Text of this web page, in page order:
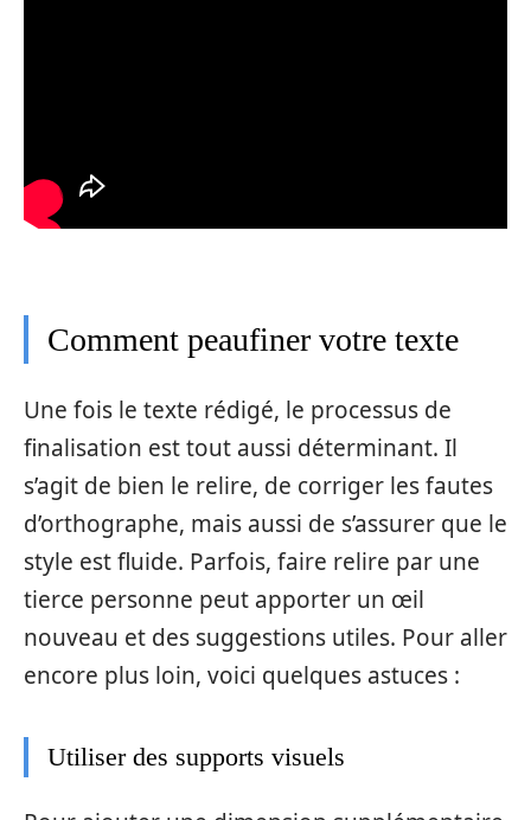
Comment peaufiner votre texte
Une fois le texte rédigé, le processus de
finalisation est tout aussi déterminant. Il
s’agit de bien le relire, de corriger les fautes
d’orthographe, mais aussi de s’assurer que le
style est fluide. Parfois, faire relire par une
tierce personne peut apporter un œil
nouveau et des suggestions utiles. Pour aller
encore plus loin, voici quelques astuces :
Utiliser des supports visuels